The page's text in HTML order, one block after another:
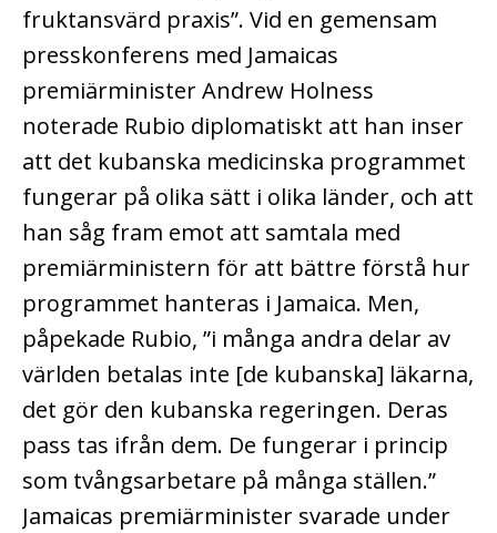
fruktansvärd praxis”. Vid en gemensam
presskonferens med Jamaicas
premiärminister Andrew Holness
noterade Rubio diplomatiskt att han inser
att det kubanska medicinska programmet
fungerar på olika sätt i olika länder, och att
han såg fram emot att samtala med
premiärministern för att bättre förstå hur
programmet hanteras i Jamaica. Men,
påpekade Rubio, ”i många andra delar av
världen betalas inte [de kubanska] läkarna,
det gör den kubanska regeringen. Deras
pass tas ifrån dem. De fungerar i princip
som tvångsarbetare på många ställen.”
Jamaicas premiärminister svarade under